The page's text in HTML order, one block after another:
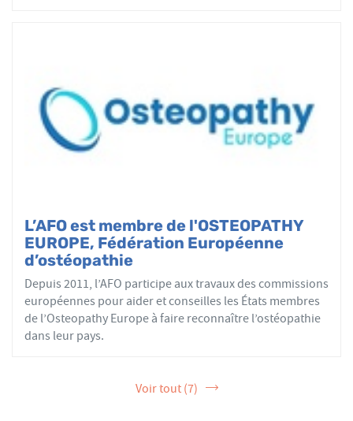
L’AFO est membre de l'OSTEOPATHY
EUROPE, Fédération Européenne
d’ostéopathie
Depuis 2011, l’AFO participe aux travaux des commissions
européennes pour aider et conseilles les États membres
de l’Osteopathy Europe à faire reconnaître l’ostéopathie
dans leur pays.
Voir tout (7)